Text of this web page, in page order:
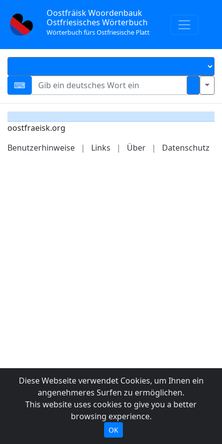
Oostfräisk Woordenbauk
Ostfriesisches Wörterbuch
Wörterbuch fürs Ostfriesische Platt
oostfraeisk.org
Benutzerhinweise
| Links | Über | Datenschutz
Diese Webseite verwendet Cookies, um Ihnen ein
angenehmeres Surfen zu ermöglichen.
This website uses cookies to give you a better
browsing experience.
OK